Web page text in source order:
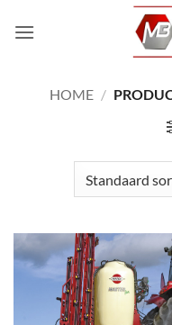
naar
HOME /